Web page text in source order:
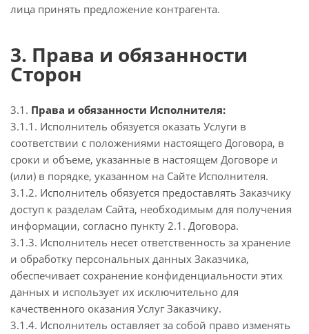
лица принять предложение контрагента.
3. Права и обязанности
Сторон
3.1. Права и обязанности Исполнителя:
3.1.1. Исполнитель обязуется оказать Услуги в
соответствии с положениями настоящего Договора, в
сроки и объеме, указанные в настоящем Договоре и
(или) в порядке, указанном на Сайте Исполнителя.
3.1.2. Исполнитель обязуется предоставлять Заказчику
доступ к разделам Сайта, необходимым для получения
информации, согласно пункту 2.1. Договора.
3.1.3. Исполнитель несет ответственность за хранение
и обработку персональных данных Заказчика,
обеспечивает сохранение конфиденциальности этих
данных и использует их исключительно для
качественного оказания Услуг Заказчику.
3.1.4. Исполнитель оставляет за собой право изменять